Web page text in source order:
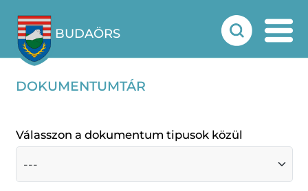
BUDAÖRS
DOKUMENTUMTÁR
Válasszon a dokumentum tipusok közül